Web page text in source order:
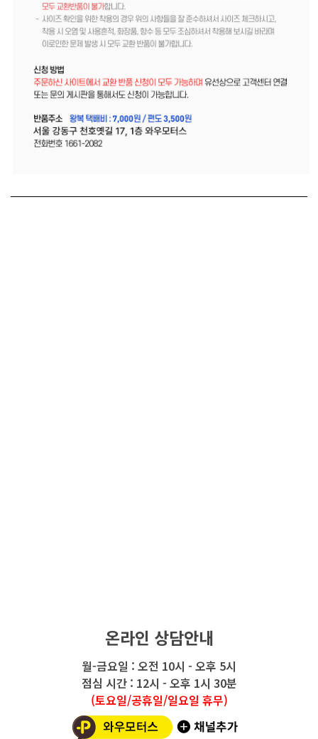
온라인 상담안내
월-금요일 : 오전 10시 - 오후 5시
점심 시간 : 12시 - 오후 1시 30분
(토요일/공휴일/일요일 휴무)